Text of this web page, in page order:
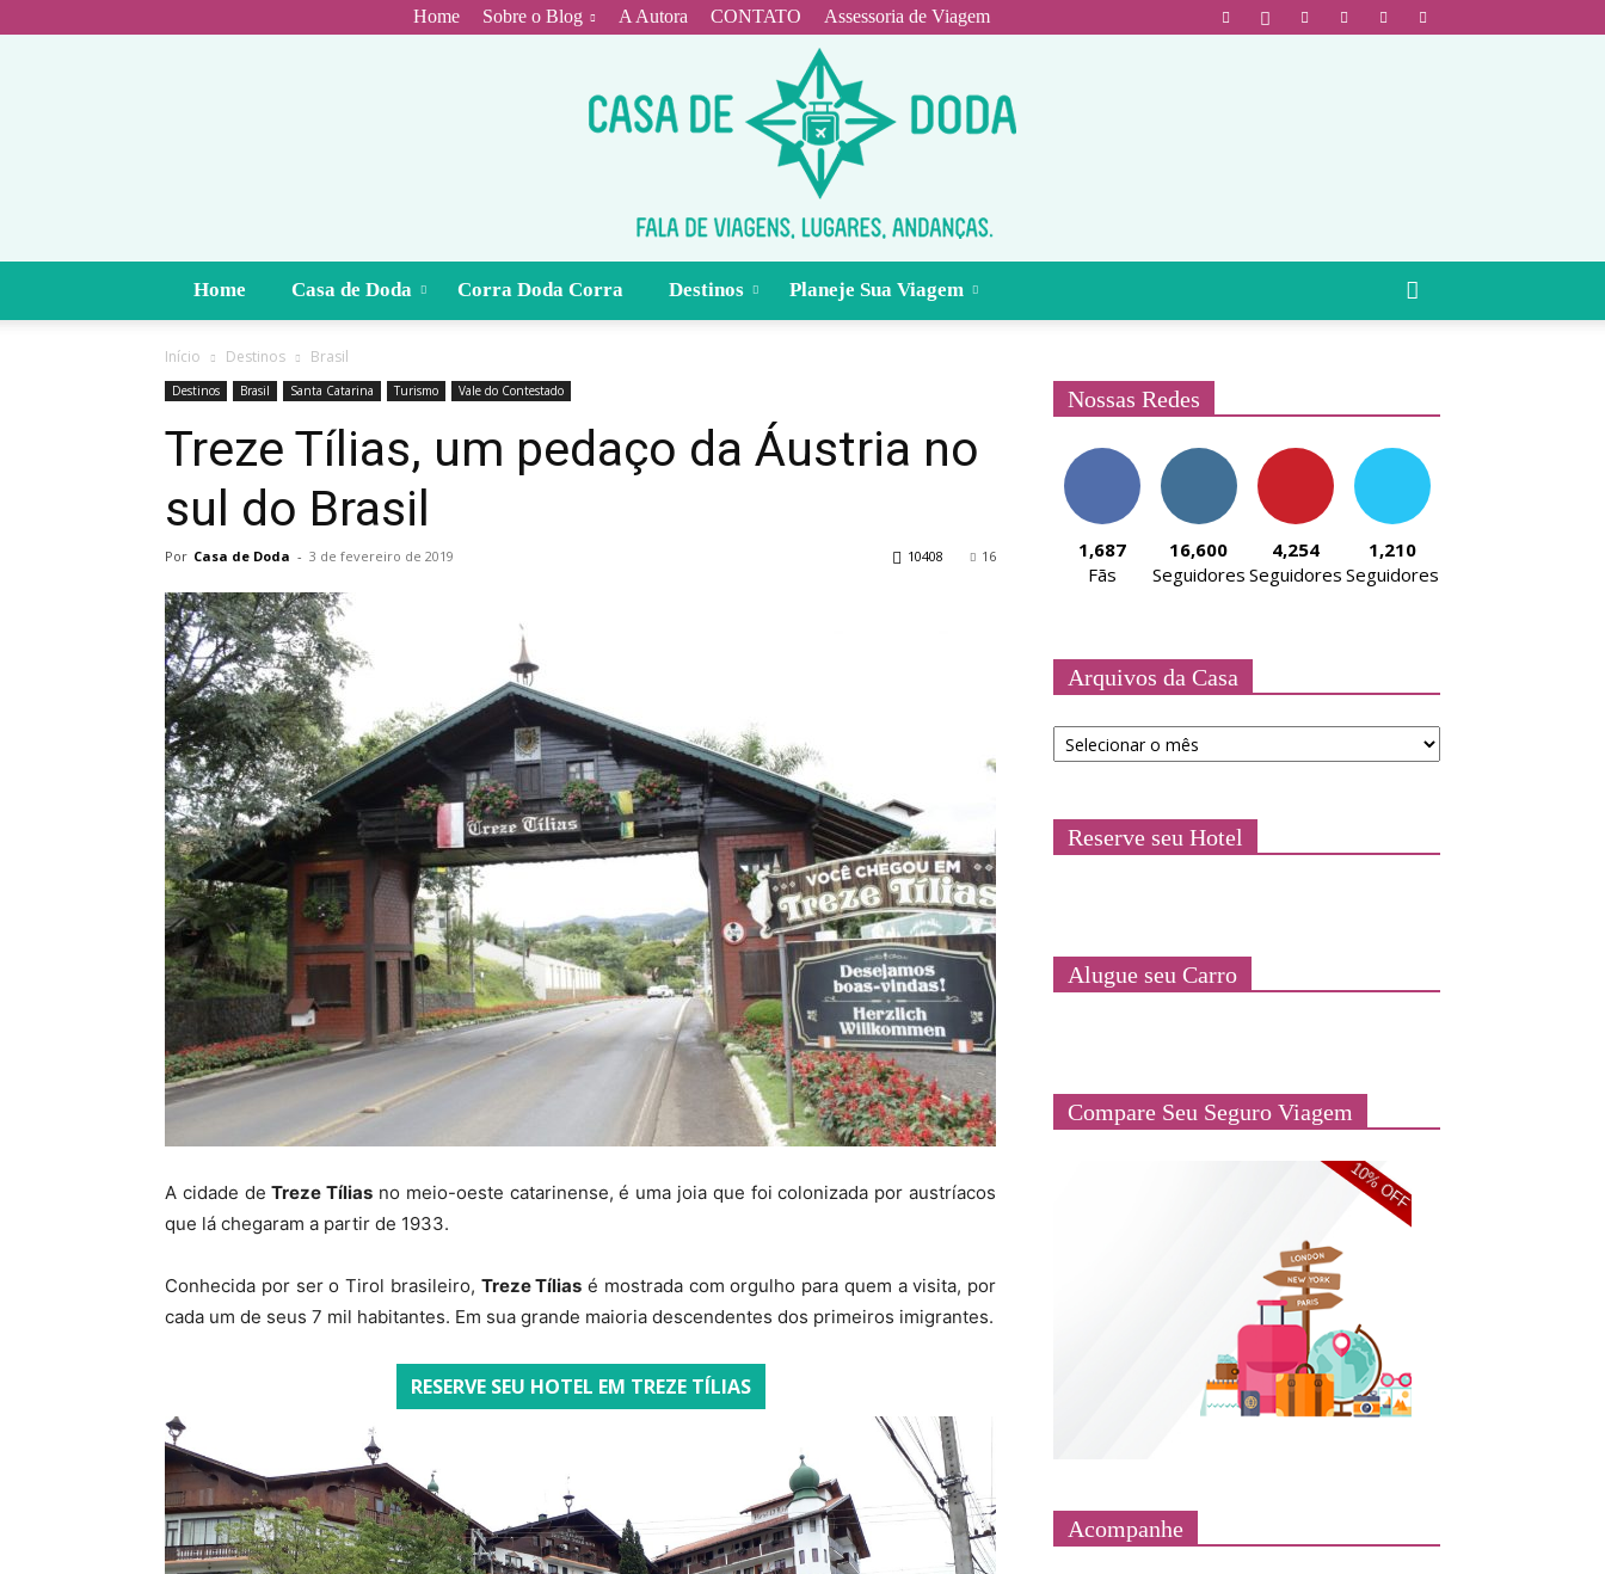
Home Sobre o Blog A Autora CONTATO Assessoria de Viagem
Home Casa de Doda Corra Doda Corra Destinos Planeje Sua Viagem
Início Destinos Brasil
Destinos Brasil Santa Catarina Turismo Vale do Contestado
Treze Tílias, um pedaço da Áustria no
sul do Brasil
Por Casa de Doda - 3 de fevereiro de 2019 16
10408
A cidade deTreze Tílias no meio-oeste catarinense, é uma joia que foi colonizada por austríacos
que lá chegaram a partir de 1933.
Conhecida por ser o Tirol brasileiro, Treze Tílias é mostrada com orgulho para quem a visita, por
cada um de seus 7 mil habitantes. Em sua grande maioria descendentes dos primeiros imigrantes.
RESERVE SEU HOTEL EM TREZE TÍLIAS
Nossas Redes
1,687
Fãs
16,600
Seguidores
4,254
Seguidores
1,210
Seguidores
Arquivos da Casa
Arquivos
da
Reserve seu Hotel
Alugue seu Carro
Compare Seu Seguro Viagem
Acompanhe